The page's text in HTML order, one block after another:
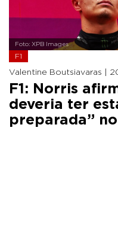
Foto: XPB Images
F1
Valentine Boutsiavaras |
F1: Norris
deveria ter
preparada”